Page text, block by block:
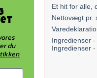
du
Et hit for alle,
Nettovægt pr.
Ingredienser
Ingredienser